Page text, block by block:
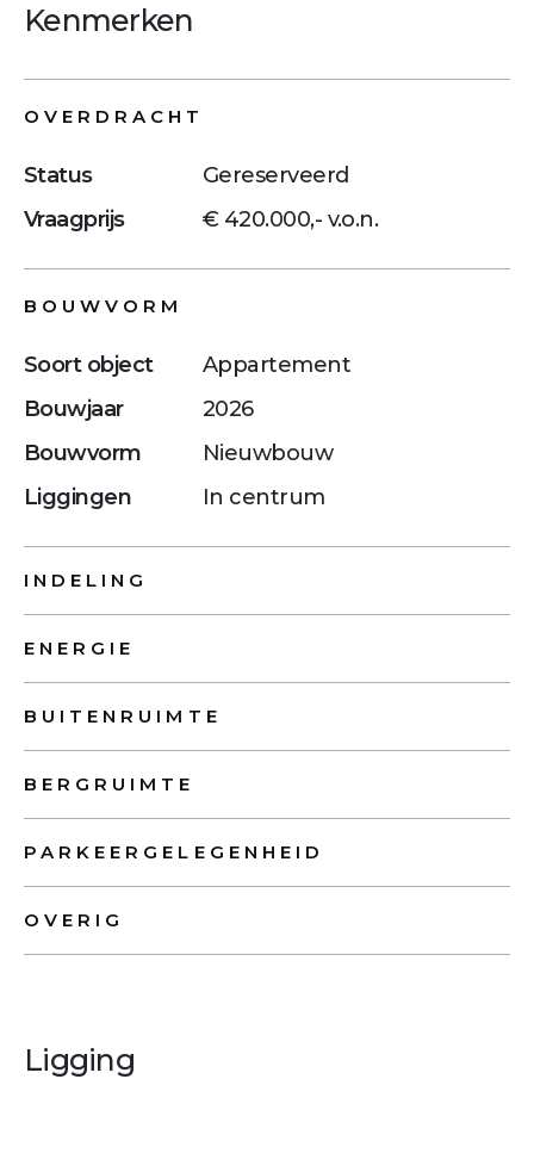
Kenmerken
OVERDRACHT
Status
Gereserveerd
Vraagprijs
€ 420.000,- v.o.n.
BOUWVORM
Soort object
Appartement
Bouwjaar
2026
Bouwvorm
Nieuwbouw
Liggingen
In centrum
INDELING
ENERGIE
BUITENRUIMTE
BERGRUIMTE
PARKEERGELEGENHEID
OVERIG
Ligging